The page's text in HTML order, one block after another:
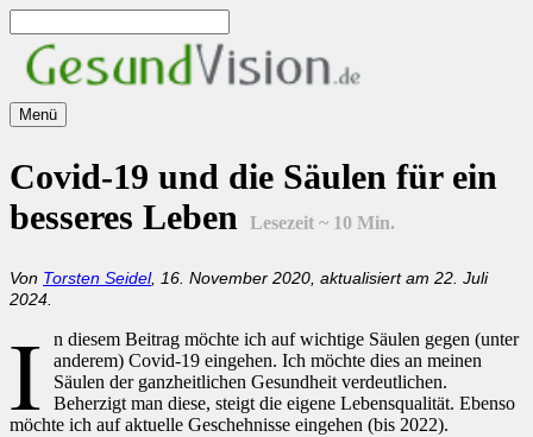
Inhalt
springen
Menü
Covid-19 und die Säulen für ein
besseres Leben
Lesezeit ~ 10 Min.
Von Torsten Seidel, 16. November 2020, aktualisiert am 22. Juli
2024.
I
n diesem Beitrag möchte ich auf wichtige Säulen gegen (unter
anderem) Covid-19 eingehen. Ich möchte dies an meinen
Säulen der ganzheitlichen Gesundheit verdeutlichen.
Beherzigt man diese, steigt die eigene Lebensqualität. Ebenso
möchte ich auf aktuelle Geschehnisse eingehen (bis 2022).